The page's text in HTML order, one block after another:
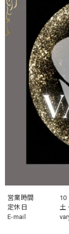
営業時間
10
定休日
土
E-mail